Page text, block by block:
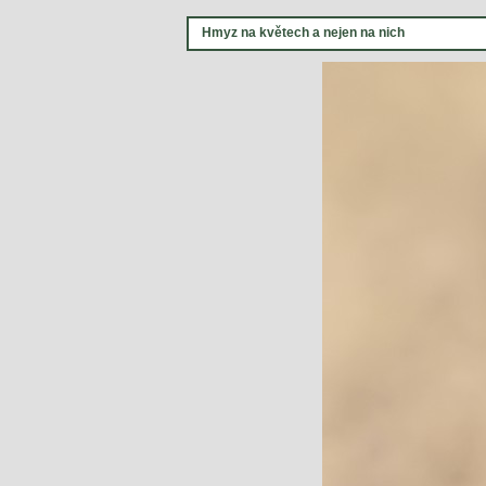
Hmyz na květech a nejen na nich